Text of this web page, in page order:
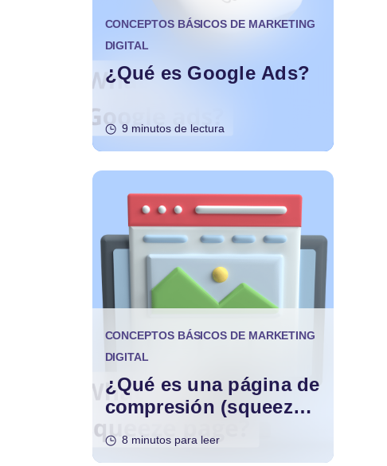
CONCEPTOS BÁSICOS DE MARKETING
DIGITAL
¿Qué es Google Ads?
9 minutos de lectura
CONCEPTOS BÁSICOS DE MARKETING
DIGITAL
¿Qué es una página de
compresión (squeeze
page)?
8 minutos para leer